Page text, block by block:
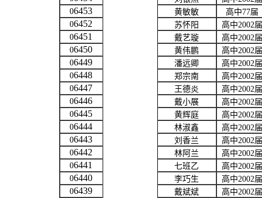
06453 黄敏敏 高中77届
06452 苏怀阳 高中2002届
06451 戴艺璇 高中2002届
06450 黄伟鹏 高中2002届
06449 潘远卿 高中2002届
06448 郑宗南 高中2002届
06447 王德炎 高中2002届
06446 戴小展 高中2002届
06445 黄辉庭 高中2002届
06444 林淑鑫 高中2002届
06443 刘香兰 高中2002届
06442 林阿兰 高中2002届
06441 七班乙 高中2002届
06440 李巧生 高中2002届
06439 戴斌斌 高中2002届